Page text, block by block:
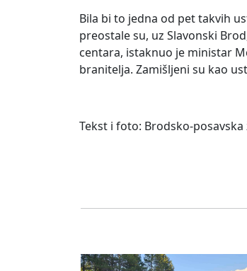
Bila bi to jedna od pet takvih
preostale su, uz Slavonski
centara, istaknuo je ministar
branitelja. Zamišljeni su kao
Tekst i foto: Brodsko-posavska